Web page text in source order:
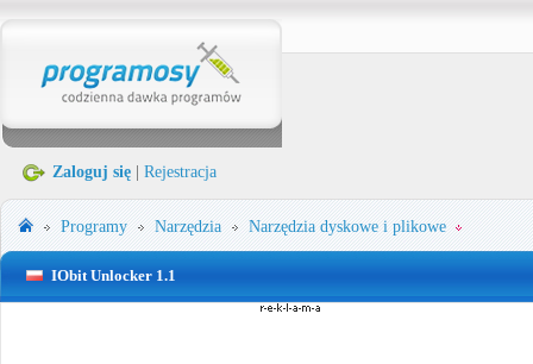
Zaloguj się Rejestracja
Programy Narzędzia Narzędzia dyskowe i plikowe
IObit Unlocker 1.1